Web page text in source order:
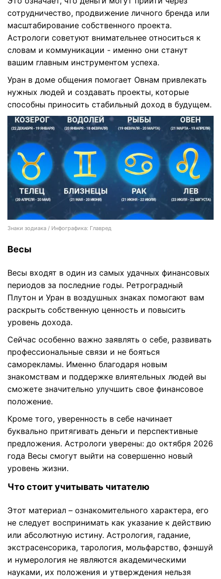
сотрудничество, продвижение личного бренда или
масштабирование собственного проекта.
Астрологи советуют внимательнее относиться к
словам и коммуникации - именно они станут
вашим главным инструментом успеха.
Уран в доме общения помогает Овнам привлекать
нужных людей и создавать проекты, которые
способны приносить стабильный доход в будущем.
Знаки зодиака / Инфографика: Главред
Весы
Весы входят в один из самых удачных финансовых
периодов за последние годы. Ретроградный
Плутон и Уран в воздушных знаках помогают вам
раскрыть собственную ценность и повысить
уровень дохода.
Сейчас особенно важно заявлять о себе, развивать
профессиональные связи и не бояться
саморекламы. Именно благодаря новым
знакомствам и поддержке влиятельных людей вы
сможете значительно улучшить свое финансовое
положение.
Кроме того, уверенность в себе начинает
буквально притягивать деньги и перспективные
предложения. Астрологи уверены: до октября 2026
года Весы смогут выйти на совершенно новый
уровень жизни.
Что стоит учитывать читателю
Этот материал – ознакомительного характера, его
не следует воспринимать как указание к действию
или абсолютную истину. Астрология, гадание,
экстрасенсорика, тарология, мольфарство, фэншуй
и нумерология не являются академическими
науками, их положения и утверждения нельзя